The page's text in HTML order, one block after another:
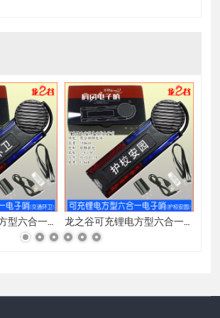
龙之谷可充锂电方型六合一电子哨(交通环卫) 龙之谷可充锂电方型六合一电子哨(护校安园)